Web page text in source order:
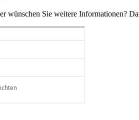
wünschen Sie weitere Informationen?